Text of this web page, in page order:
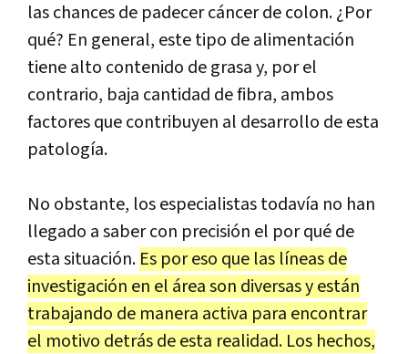
las chances de padecer cáncer de colon. ¿Por
qué? En general, este tipo de alimentación
tiene alto contenido de grasa y, por el
contrario, baja cantidad de fibra, ambos
factores que contribuyen al desarrollo de esta
patología.
No obstante, los especialistas todavía no han
llegado a saber con precisión el por qué de
esta situación. Es por eso que las líneas de
investigación en el área son diversas y están
trabajando de manera activa para encontrar
el motivo detrás de esta realidad. Los hechos,